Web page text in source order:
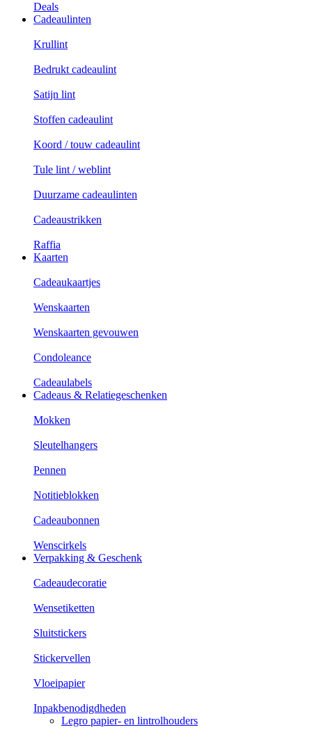
Deals
Cadeaulinten
Krullint
Bedrukt cadeaulint
Satijn lint
Stoffen cadeaulint
Koord / touw cadeaulint
Tule lint / weblint
Duurzame cadeaulinten
Cadeaustrikken
Raffia
Kaarten
Cadeaukaartjes
Wenskaarten
Wenskaarten gevouwen
Condoleance
Cadeaulabels
Cadeaus & Relatiegeschenken
Mokken
Sleutelhangers
Pennen
Notitieblokken
Cadeaubonnen
Wenscirkels
Verpakking & Geschenk
Cadeaudecoratie
Wensetiketten
Sluitstickers
Stickervellen
Vloeipapier
Inpakbenodigdheden
Legro papier- en lintrolhouders